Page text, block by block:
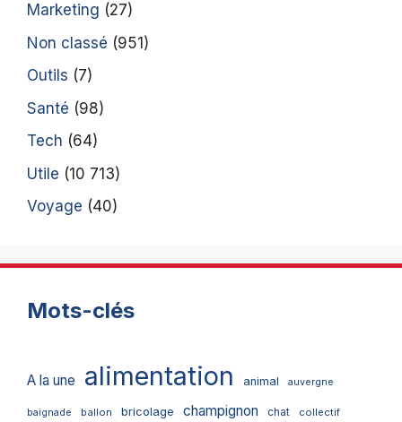
Marketing (27)
Non classé (951)
Outils (7)
Santé (98)
Tech (64)
Utile (10 713)
Voyage (40)
Mots-clés
A la une alimentation animal auvergne
baignade ballon bricolage champignon chat collectif